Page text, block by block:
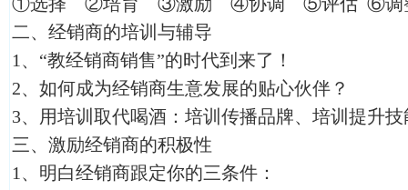
二、经销商的培训与辅导
1、“教经销商销售”的时代到来了！
2、如何成为经销商生意发展的贴心伙伴？
3、用培训取代喝酒：培训传播品牌、培训提升
三、激励经销商的积极性
1、明白经销商跟定你的三条件：